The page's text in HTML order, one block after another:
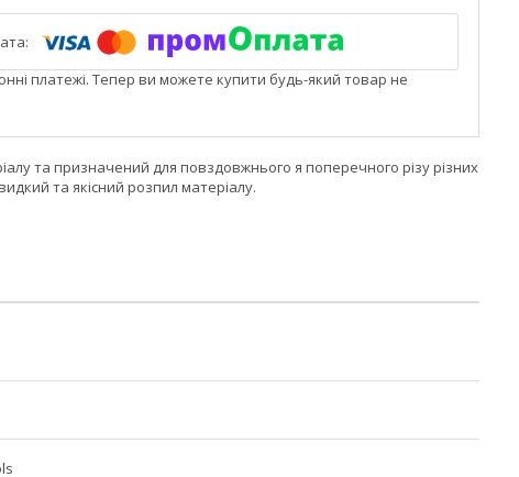
платежі. Тепер ви можете купити будь-який товар не
та призначений для повздовжнього я поперечного різу різних
та якісний розпил матеріалу.